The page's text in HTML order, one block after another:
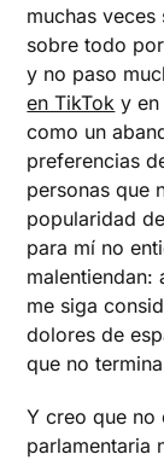
muchas veces
sobre todo
y no paso
en TikTok y
como un
preferencias
personas que
popularidad
para mí no
malentiendan:
me siga
dolores de
que no
Y creo que no
parlamentaria